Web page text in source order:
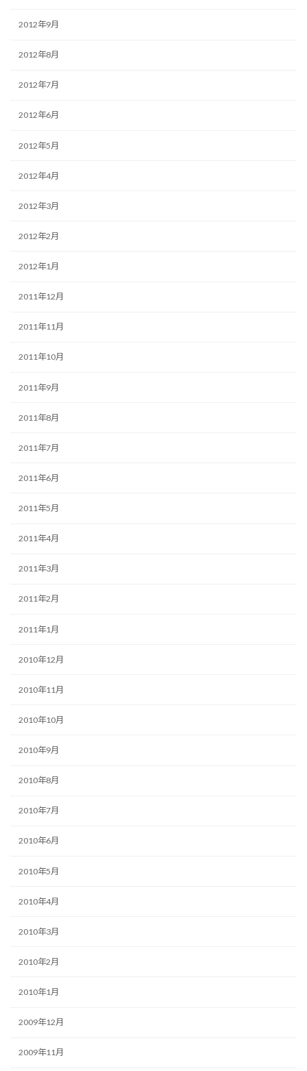
2012年9月
2012年8月
2012年7月
2012年6月
2012年5月
2012年4月
2012年3月
2012年2月
2012年1月
2011年12月
2011年11月
2011年10月
2011年9月
2011年8月
2011年7月
2011年6月
2011年5月
2011年4月
2011年3月
2011年2月
2011年1月
2010年12月
2010年11月
2010年10月
2010年9月
2010年8月
2010年7月
2010年6月
2010年5月
2010年4月
2010年3月
2010年2月
2010年1月
2009年12月
2009年11月